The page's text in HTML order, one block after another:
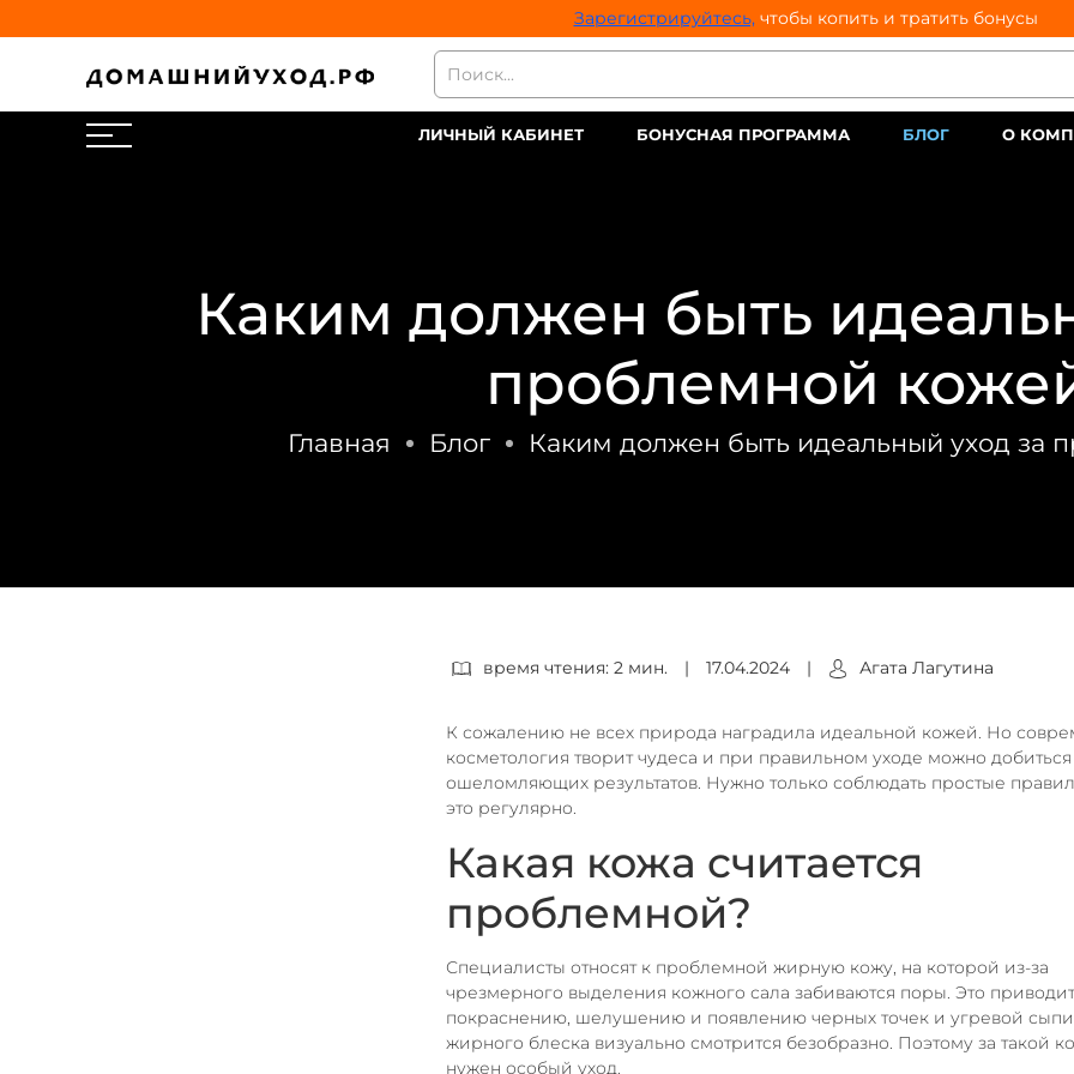
Зарегистрируйтесь,чтобы копить и тратить бонусы
ЛИЧНЫЙ КАБИНЕТ БОНУСНАЯ ПРОГРАММА БЛОГ О
Каким должен быть
проблемной
Главная Блог Каким должен быть идеальный уход за
время чтения: 2 мин. | 17.04.2024 | Агата Лагутина
К сожалению не всех природа наградила идеальной кожей. Но
косметология творит чудеса и при правильном уходе можно добиться
ошеломляющих результатов. Нужно только соблюдать простые
это регулярно.
Какая кожа считается
проблемной?
Специалисты относят к проблемной жирную кожу, на которой из-за
чрезмерного выделения кожного сала забиваются поры. Это
покраснению, шелушению и появлению черных точек и угревой
жирного блеска визуально смотрится безобразно. Поэтому за такой
нужен особый уход.